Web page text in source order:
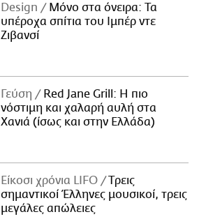
Design
Μόνο στα όνειρα: Τα
υπέροχα σπίτια του Ιμπέρ ντε
Ζιβανσί
Γεύση
Red Jane Grill: Η πιο
νόστιμη και χαλαρή αυλή στα
Χανιά (ίσως και στην Ελλάδα)
Είκοσι χρόνια LIFO
Tρεις
σημαντικοί Έλληνες μουσικοί, τρεις
μεγάλες απώλειες